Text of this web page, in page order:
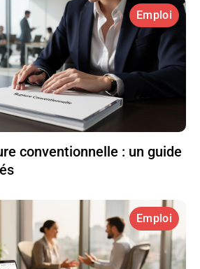
Emploi
conventionnelle : un guide
Emploi